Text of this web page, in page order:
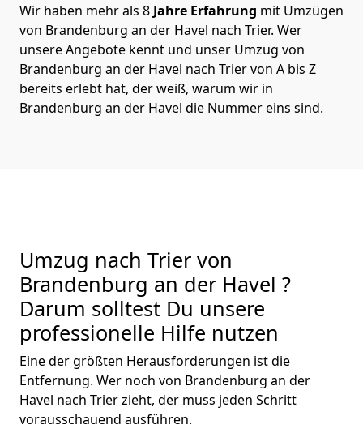
Wir haben mehr als 8 Jahre Erfahrung mit Umzügen
von Brandenburg an der Havel nach Trier. Wer
unsere Angebote kennt und unser Umzug von
Brandenburg an der Havel nach Trier von A bis Z
bereits erlebt hat, der weiß, warum wir in
Brandenburg an der Havel die Nummer eins sind.
Umzug nach Trier von
Brandenburg an der Havel ?
Darum solltest Du unsere
professionelle Hilfe nutzen
Eine der größten Herausforderungen ist die
Entfernung. Wer noch von Brandenburg an der
Havel nach Trier zieht, der muss jeden Schritt
vorausschauend ausführen.